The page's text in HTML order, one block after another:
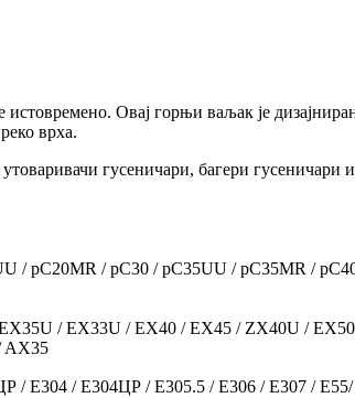
Овај горњи ваљак је
врха.
гусеничари, багери гусеничари
/ pC20MR / pC30 / pC35UU / pC35MR /
/ EX33U / EX40 / EX45 / ZX40U /
AX35
/ Е304 / Е304ЦР / Е305.5 / Е306 / Е307 /